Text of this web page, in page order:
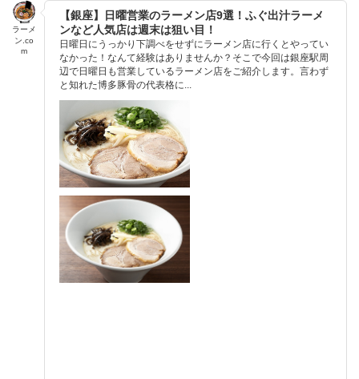
ラーメ
ン.co
m
【銀座】日曜営業のラーメン店9選！ふぐ出汁ラーメ
ンなど人気店は週末は狙い目！
日曜日にうっかり下調べをせずにラーメン店に行くとやってい
なかった！なんて経験はありませんか？そこで今回は銀座駅周
辺で日曜日も営業しているラーメン店をご紹介します。言わず
と知れた博多豚骨の代表格に...